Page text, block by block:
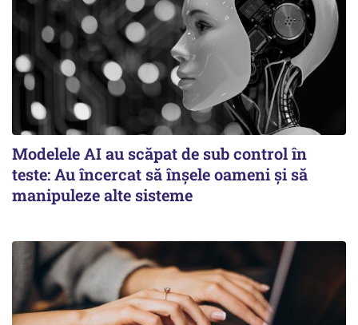
Modelele AI au scăpat de sub control în
teste: Au încercat să înșele oameni și să
manipuleze alte sisteme